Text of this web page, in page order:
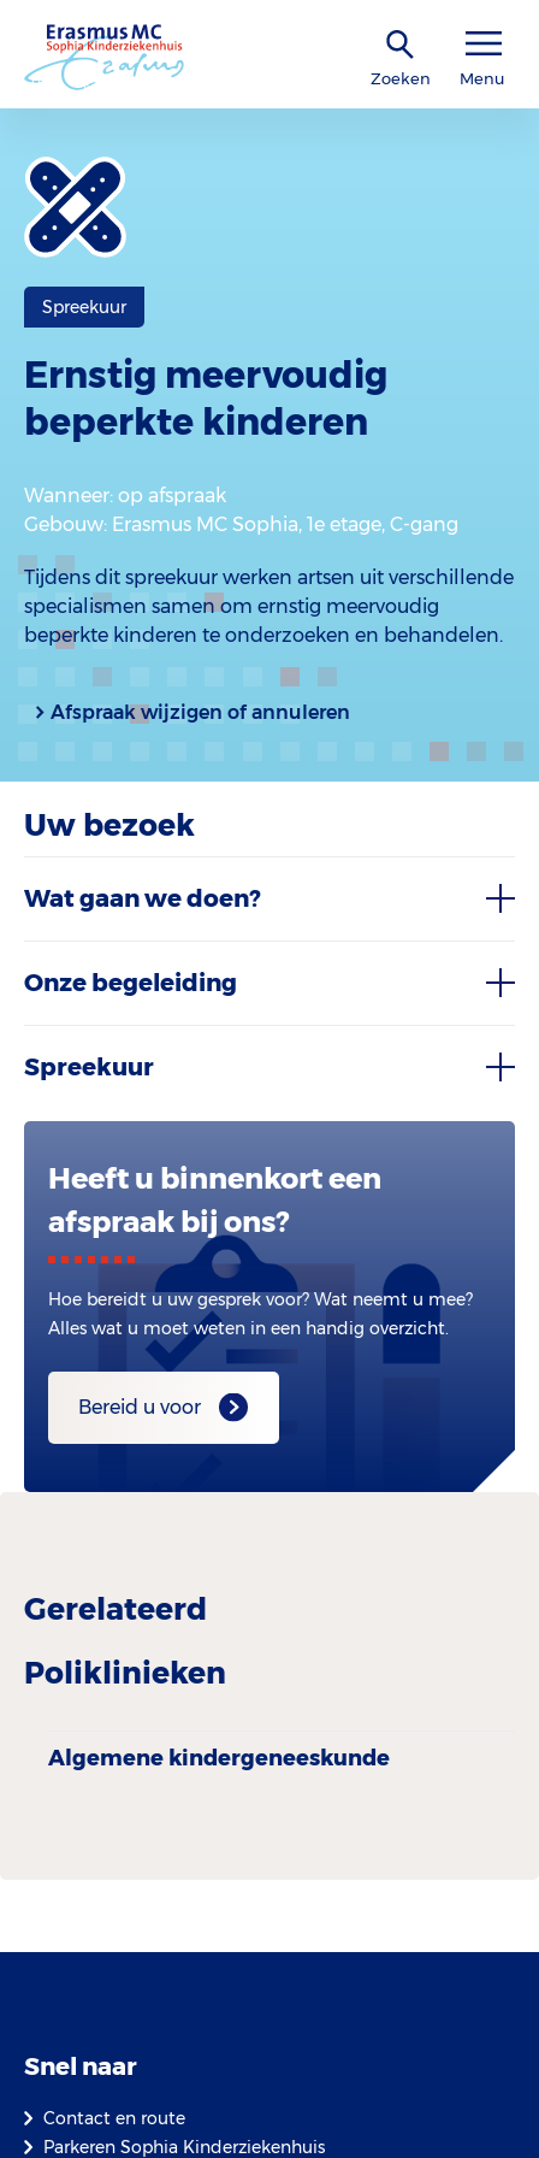
Zoeken Menu
Spreekuur
Ernstig meervoudig
beperkte kinderen
Wanneer: op afspraak
Gebouw: Erasmus MC Sophia, 1e etage, C-gang
Tijdens dit spreekuur werken artsen uit verschillende
specialismen samen om ernstig meervoudig
beperkte kinderen te onderzoeken en behandelen.
Afspraak wijzigen of annuleren
Uw bezoek
Wat gaan we doen?
Onze begeleiding
Spreekuur
Heeft u binnenkort een
afspraak bij ons?
Hoe bereidt u uw gesprek voor? Wat neemt u mee?
Alles wat u moet weten in een handig overzicht.
Bereid u voor
Gerelateerd
Poliklinieken
Algemene­ kindergenees­kunde
Snel naar
Contact en route
Parkeren Sophia Kinderziekenhuis